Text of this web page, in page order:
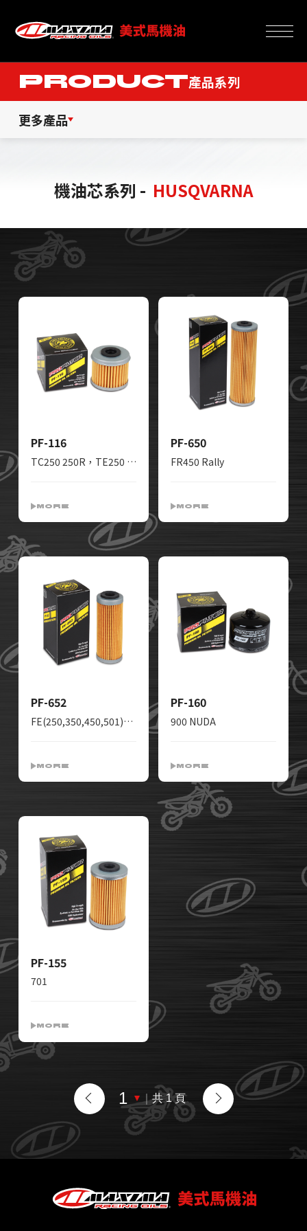
PRODUCT產品系列
更多產品
機油芯系列 - HUSQVARNA
PF-116
TC250 250R，TE250 250R 310 310R，TXC250 250R 310R，TE310 310R
MORE
PF-650
FR450 Rally
MORE
PF-652
FE(250,350,450,501)、FC(250,350,450)、FS450、FX(350,450)-
MORE
PF-160
900 NUDA
MORE
PF-155
701
MORE
｜共 1 頁